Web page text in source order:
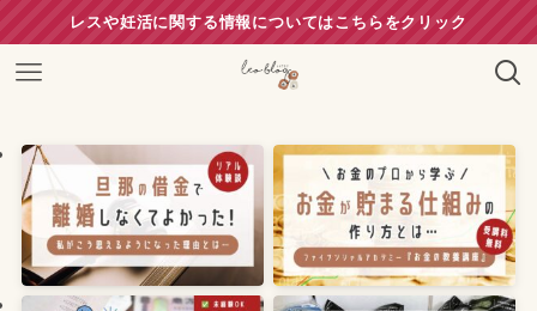
レスや妊活に関する情報についてはこちらをクリック